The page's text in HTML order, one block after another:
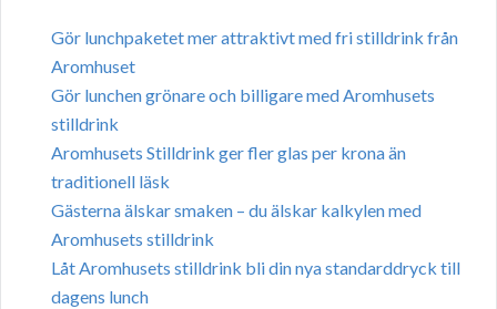
Gör lunchpaketet mer attraktivt med fri stilldrink från
Aromhuset
Gör lunchen grönare och billigare med Aromhusets
stilldrink
Aromhusets Stilldrink ger fler glas per krona än
traditionell läsk
Gästerna älskar smaken – du älskar kalkylen med
Aromhusets stilldrink
Låt Aromhusets stilldrink bli din nya standarddryck till
dagens lunch